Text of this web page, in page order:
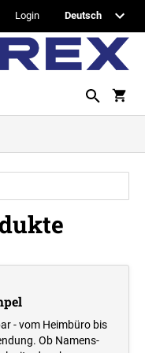
Login
- vom Heimbüro bis
Ob Namens-